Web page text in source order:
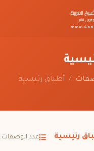
/ أطباق رئيسية
رئيسية عدد الوصفات: